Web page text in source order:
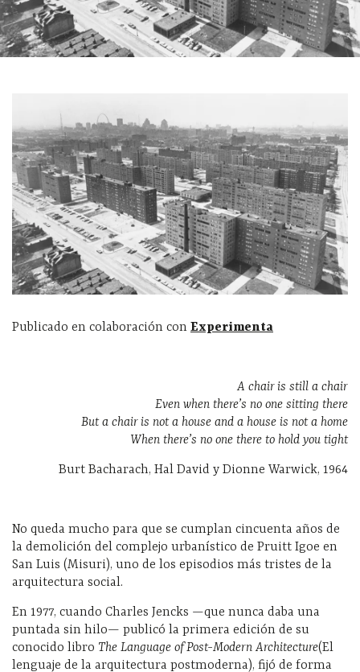
Publicado en colaboración con Experimenta
A chair is still a chair
Even when there’s no one sitting there
But a chair is not a house and a house is not a home
When there’s no one there to hold you tight
Burt Bacharach, Hal David y Dionne Warwick, 1964
No queda mucho para que se cumplan cincuenta años de
la demolición del complejo urbanístico de Pruitt Igoe en
San Luis (Misuri), uno de los episodios más tristes de la
arquitectura social.
En 1977, cuando Charles Jencks —que nunca daba una
puntada sin hilo— publicó la primera edición de su
conocido libro The Language of Post-Modern Architecture(El
lenguaje de la arquitectura postmoderna), fijó de forma